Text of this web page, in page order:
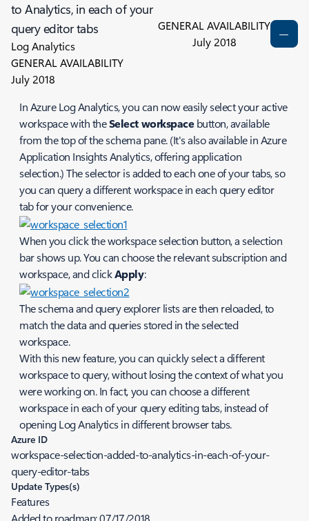
to Analytics, in each of your
query editor tabs
Log Analytics
GENERAL AVAILABILITY
July 2018
GENERAL AVAILABILITY
July 2018
In Azure Log Analytics, you can now easily select your active
workspace with theSelect workspacebutton, available
from the top of the schema pane. (It's also available in Azure
Application Insights Analytics, offering application
selection.) The selector is added to each one of your tabs, so
you can query a different workspace in each query editor
tab for your convenience.
When you click the workspace selection button, a selection
bar shows up. You can choose the relevant subscription and
workspace, and clickApply:
The schema and query explorer lists are then reloaded, to
match the data and queries stored in the selected
workspace.
With this new feature, you can quickly select a different
workspace to query, without losing the context of what you
were working on. In fact, you can choose a different
workspace in each of your query editing tabs, instead of
opening Log Analytics in different browser tabs.
Azure ID
workspace-selection-added-to-analytics-in-each-of-your-
query-editor-tabs
Update Types(s)
Features
Added to roadmap:07/17/2018